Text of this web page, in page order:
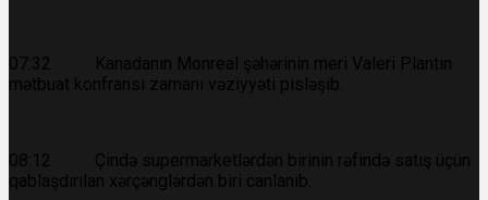
07:32 Kanadanın Monreal şəhərinin meri Valeri Plantın
mətbuat konfransı zamanı vəziyyəti pisləşib.
08:12 Çində supermarketlərdən birinin rəfində satış üçün
qablaşdırılan xərçənglərdən biri canlanıb.